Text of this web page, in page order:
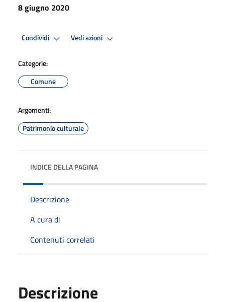
8 giugno 2020
Condividi Vedi azioni
Categorie:
Comune
Argomenti:
Patrimonio culturale
INDICE DELLA PAGINA
Descrizione
A cura di
Contenuti correlati
Descrizione